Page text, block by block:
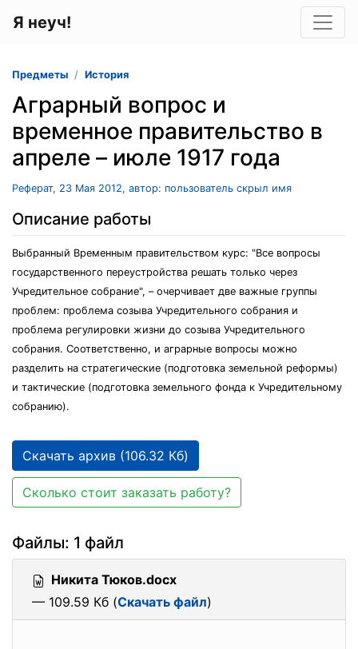
Я неуч!
Предметы История
Аграрный вопрос и
временное правительство в
апреле – июле 1917 года
Реферат, 23 Мая 2012, автор: пользователь скрыл имя
Описание работы
Выбранный Временным правительством курс: "Все вопросы
государственного переустройства решать только через
Учредительное собрание", – очерчивает две важные группы
проблем: проблема созыва Учредительного собрания и
проблема регулировки жизни до созыва Учредительного
собрания. Соответственно, и аграрные вопросы можно
разделить на стратегические (подготовка земельной реформы)
и тактические (подготовка земельного фонда к Учредительному
собранию).
Скачать архив (106.32 Кб)
Сколько стоит заказать работу?
Файлы: 1 файл
Никита Тюков.docx
— 109.59 Кб (Скачать файл)